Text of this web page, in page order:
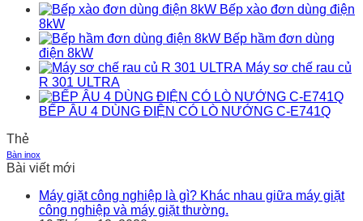
Bếp xào đơn dùng điện
8kW
Bếp hầm đơn dùng
điện 8kW
Máy sơ chế rau củ
R 301 ULTRA
BẾP ÂU 4 DÙNG ĐIỆN CÓ LÒ NƯỚNG C-E741Q
Thẻ
Bàn inox
Bài viết mới
Máy giặt công nghiệp là gì? Khác nhau giữa máy giặt
công nghiệp và máy giặt thường.